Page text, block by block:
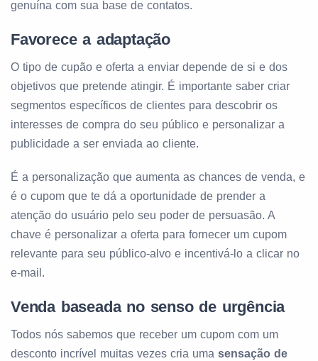
genuína com sua base de contatos.
Favorece a adaptação
O tipo de cupão e oferta a enviar depende de si e dos
objetivos que pretende atingir. É importante saber criar
segmentos específicos de clientes para descobrir os
interesses de compra do seu público e personalizar a
publicidade a ser enviada ao cliente.
É a personalização que aumenta as chances de venda, e
é o cupom que te dá a oportunidade de prender a
atenção do usuário pelo seu poder de persuasão. A
chave é personalizar a oferta para fornecer um cupom
relevante para seu público-alvo e incentivá-lo a clicar no
e-mail.
Venda baseada no senso de urgência
Todos nós sabemos que receber um cupom com um
desconto incrível muitas vezes cria uma sensação de